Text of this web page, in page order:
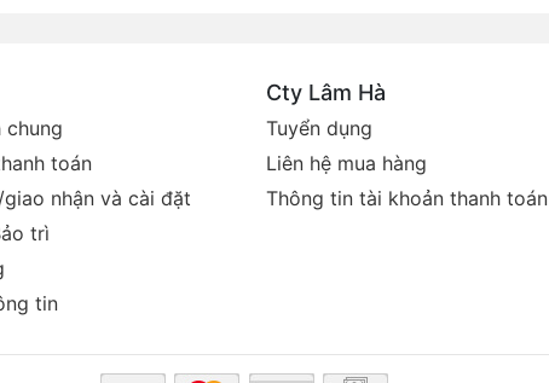
chung
toán
nhận và cài đặt
trì
tin
Cty Lâm Hà
Tuyển dụng
Liên hệ mua hàng
Thông tin tài khoản thanh toán